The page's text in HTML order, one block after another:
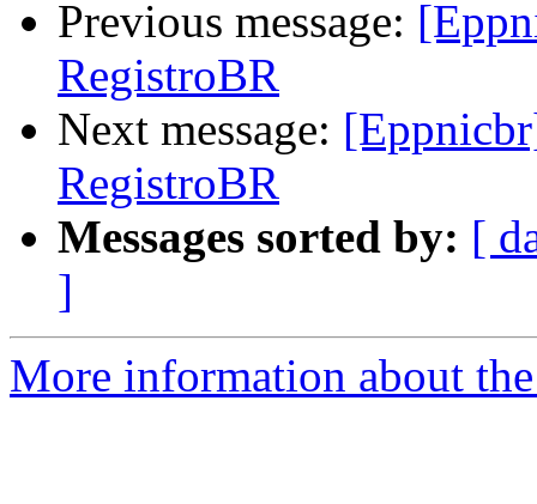
Previous message:
RegistroBR
Next message:
RegistroBR
Messages sorted by: [
]
More information about